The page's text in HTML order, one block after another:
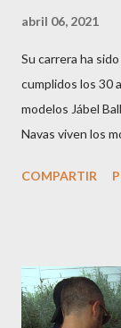
abril 06, 2021
Su carrera ha
cumplidos los 30
modelos Jábel
Navas viven los
M ateo nació en
haciéndole
campeona,
COMPARTIR